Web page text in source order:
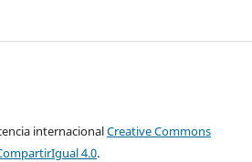
internacionalCreative Commons
4.0.